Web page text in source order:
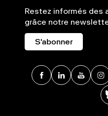
Restez informés des
grâce notre
S'abonner
Facebook